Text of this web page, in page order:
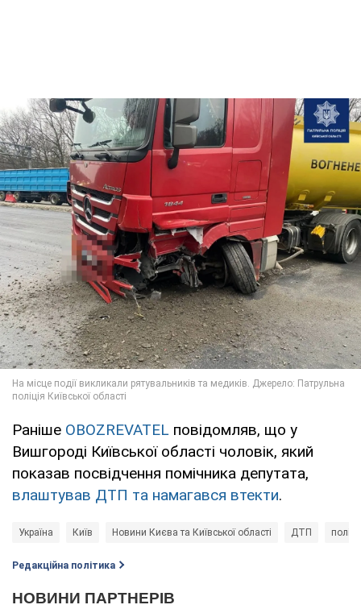
Раніше OBOZREVATEL повідомляв, що у
Вишгороді Київської області чоловік, який
показав посвідчення помічника депутата,
влаштував ДТП та намагався втекти.
Україна Київ Новини Києва та Київської області ДТП
Редакційна політика